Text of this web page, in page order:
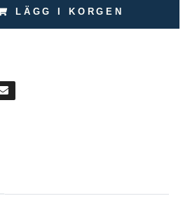
LÄGG I KORGEN